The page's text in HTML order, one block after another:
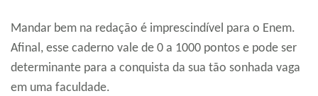
Mandar bem na redação é imprescindível para o Enem.
Afinal, esse caderno vale de 0 a 1000 pontos e pode ser
determinante para a conquista da sua tão sonhada vaga
em uma faculdade.